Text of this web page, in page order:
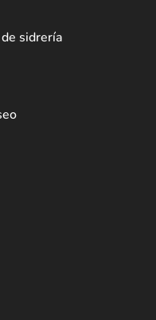
sidrería